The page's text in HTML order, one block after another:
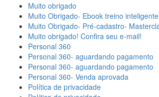
Muito obrigado
Muito Obrigado- Ebook treino inteligente
Muito Obrigado- Pré-cadastro-
Muito obrigado! Confira seu e-mail!
Personal 360
Personal 360- aguardando pagamento
Personal 360- aguardando pagamento
Personal 360- Venda aprovada
Política de privacidade